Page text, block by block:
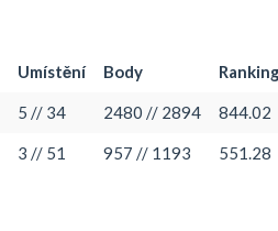
Umístění Body
5 // 34 2480 // 2894 844.02
3 // 51 957 // 1193 551.28